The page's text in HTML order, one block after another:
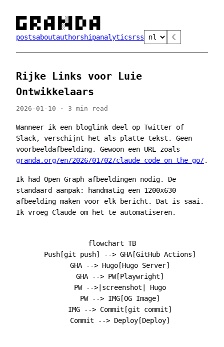
█▀▀ █▀█ ▄▀█ █▄░█ █▀▄ ▄▀█
█▄█ █▀▄ █▀█ █░▀█ █▄▀ █▀█
postsaboutauthorshipanalyticsrss ☾
Rijke Links voor Luie
Ontwikkelaars
2026-01-10 · 3 min read
Wanneer ik een bloglink deel op Twitter of
Slack, verschijnt het als platte tekst. Geen
voorbeeldafbeelding. Gewoon een URL zoals
granda.org/en/2026/01/02/claude-code-on-the-go/.
Ik had Open Graph afbeeldingen nodig. De
standaard aanpak: handmatig een 1200x630
afbeelding maken voor elk bericht. Dat is saai.
Ik vroeg Claude om het te automatiseren.
flowchart TB
    Push[git push] --> GHA[GitHub Actions]
    GHA --> Hugo[Hugo Server]
    GHA --> PW[Playwright]
    PW -->|screenshot| Hugo
    PW --> IMG[OG Image]
    IMG --> Commit[git commit]